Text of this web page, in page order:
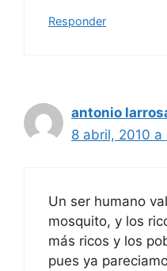
Responder
antonio
8 abril, 2010 a
Un ser humano
mosquito, y los
más ricos y los
pues ya